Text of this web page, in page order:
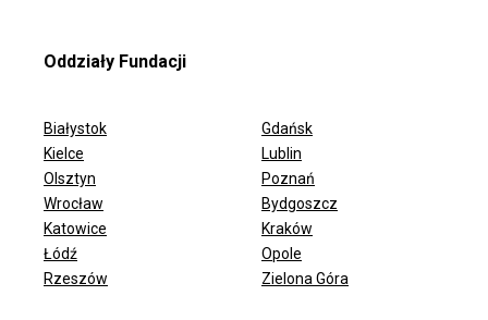
Oddziały Fundacji
ODDZIAŁY FUNDACJI
Białystok
Gdańsk
Kielce
Lublin
Olsztyn
Poznań
Wrocław
Bydgoszcz
Katowice
Kraków
Łódź
Opole
Rzeszów
Zielona Góra